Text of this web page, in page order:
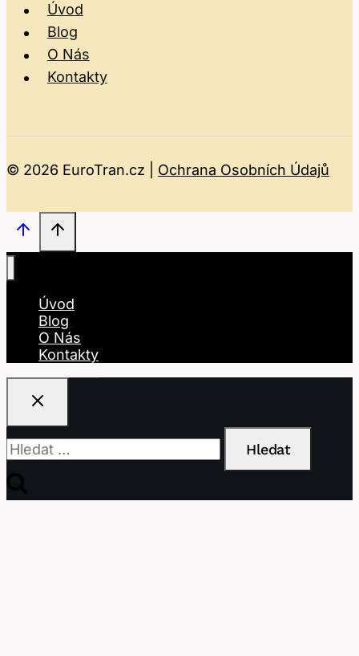
Úvod
Blog
O Nás
Kontakty
© 2026 EuroTran.cz | Ochrana Osobních Údajů
Úvod
Blog
O Nás
Kontakty
Vyhledávání